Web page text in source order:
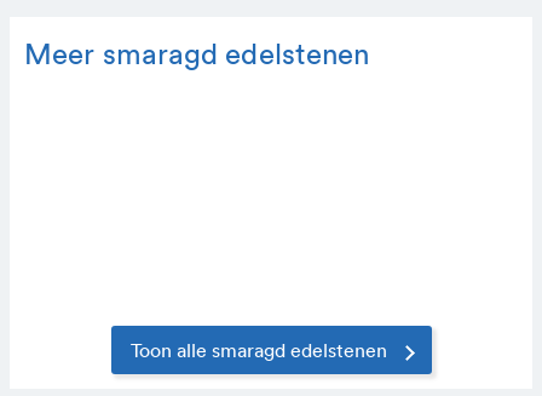
Meer smaragd edelstenen
Toon alle smaragd edelstenen